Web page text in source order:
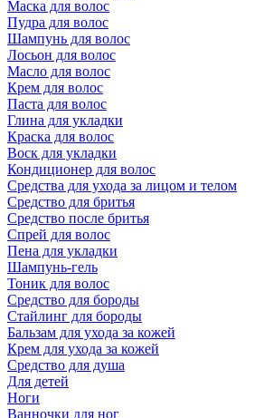
Маска для волос
Пудра для волос
Шампунь для волос
Лосьон для волос
Масло для волос
Крем для волос
Паста для волос
Глина для укладки
Краска для волос
Воск для укладки
Кондиционер для волос
Средства для ухода за лицом и телом
Средство для бритья
Средство после бритья
Спрей для волос
Пена для укладки
Шампунь-гель
Тоник для волос
Средство для бороды
Стайлинг для бороды
Бальзам для ухода за кожей
Крем для ухода за кожей
Средство для душа
Для детей
Ноги
Ванночки для ног